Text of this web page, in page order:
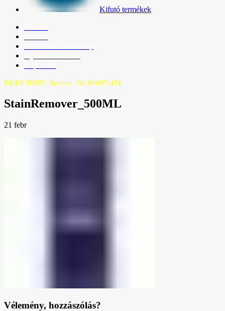
Kifutó termékek
RICKY SPORT - Hotline: +36 30 9472 454
StainRemover_500ML
21 febr
Vélemény, hozzászólás?